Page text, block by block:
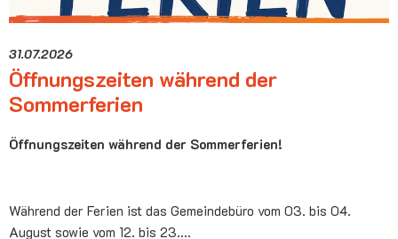
31.07.2026
Öffnungszeiten während der
Sommerferien
Öffnungszeiten während der Sommerferien!
Während der Ferien ist das Gemeindebüro vom 03. bis 04.
August sowie vom 12. bis 23.…